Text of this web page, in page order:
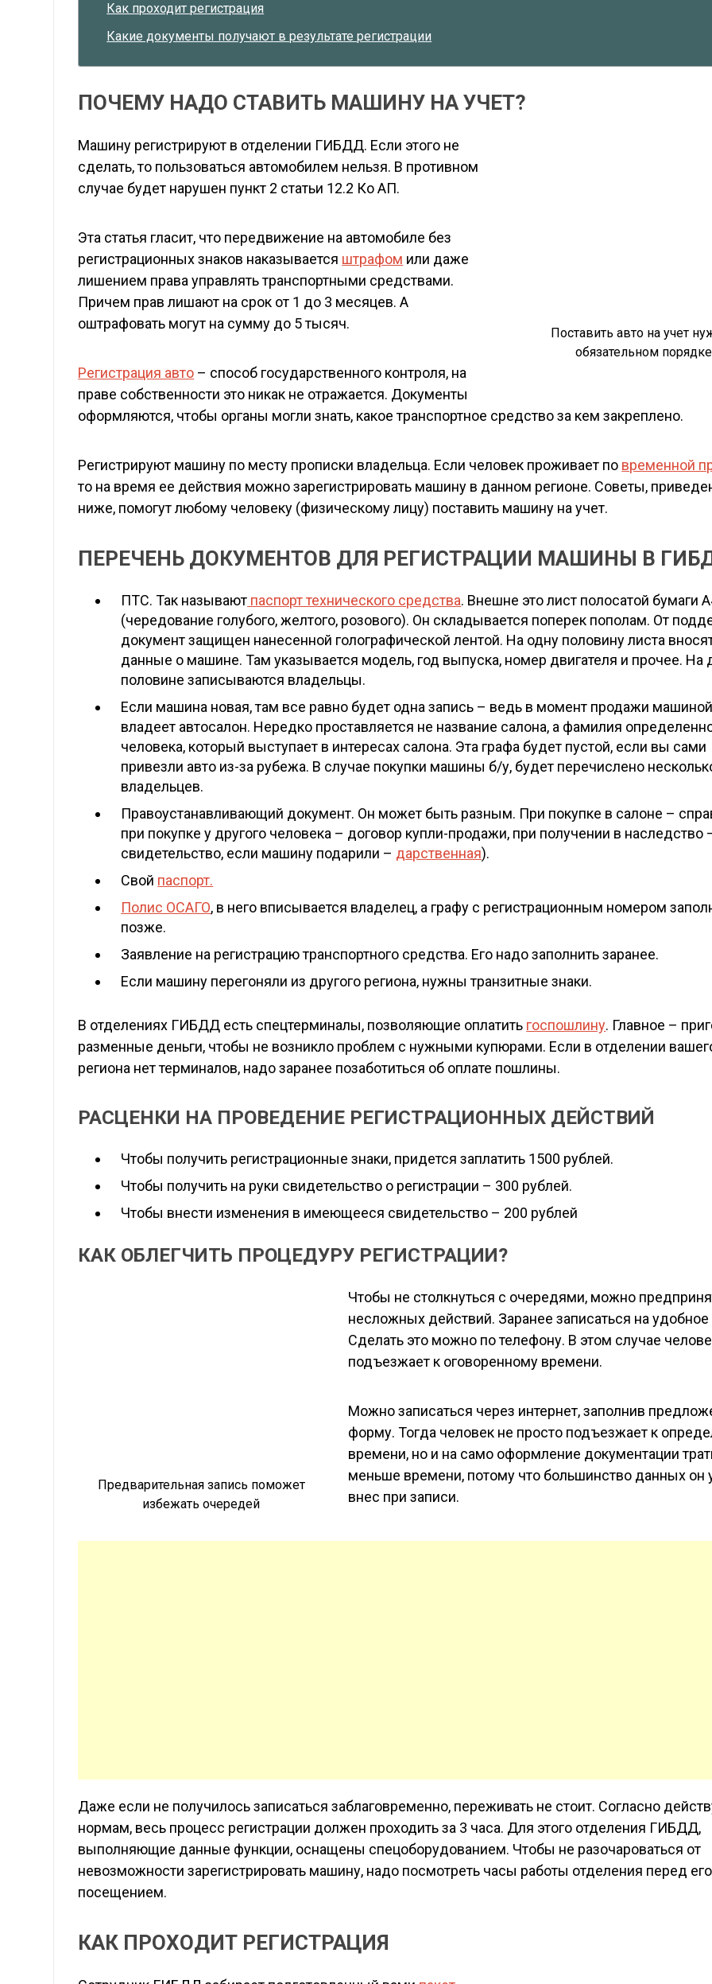
Как проходит регистрация
Какие документы получают в результате регистрации
ПОЧЕМУ НАДО СТАВИТЬ МАШИНУ НА УЧЕТ?
Поставить авто на учет
обязательном
Машину регистрируют в отделении ГИБДД. Если этого не
сделать, то пользоваться автомобилем нельзя. В противном
случае будет нарушен пункт 2 статьи 12.2 Ко АП.
Эта статья гласит, что передвижение на автомобиле без
регистрационных знаков наказывается штрафом или даже
лишением права управлять транспортными средствами.
Причем прав лишают на срок от 1 до 3 месяцев. А
оштрафовать могут на сумму до 5 тысяч.
Регистрация авто – способ государственного контроля, на
праве собственности это никак не отражается. Документы
оформляются, чтобы органы могли знать, какое транспортное средство за кем закреплено.
Регистрируют машину по месту прописки владельца. Если человек проживает по временной
то на время ее действия можно зарегистрировать машину в данном регионе. Советы,
ниже, помогут любому человеку (физическому лицу) поставить машину на учет.
ПЕРЕЧЕНЬ ДОКУМЕНТОВ ДЛЯ РЕГИСТРАЦИИ МАШИНЫ В
ПТС. Так называют паспорт технического средства. Внешне это лист полосатой бумаги
(чередование голубого, желтого, розового). Он складывается поперек пополам. От
документ защищен нанесенной голографической лентой. На одну половину листа
данные о машине. Там указывается модель, год выпуска, номер двигателя и прочее. На
половине записываются владельцы.
Если машина новая, там все равно будет одна запись – ведь в момент продажи машиной
владеет автосалон. Нередко проставляется не название салона, а фамилия
человека, который выступает в интересах салона. Эта графа будет пустой, если вы сами
привезли авто из-за рубежа. В случае покупки машины б/у, будет перечислено
владельцев.
Правоустанавливающий документ. Он может быть разным. При покупке в салоне –
при покупке у другого человека – договор купли-продажи, при получении в наследство
свидетельство, если машину подарили – дарственная).
Свой паспорт.
Полис ОСАГО, в него вписывается владелец, а графу с регистрационным номером
позже.
Заявление на регистрацию транспортного средства. Его надо заполнить заранее.
Если машину перегоняли из другого региона, нужны транзитные знаки.
В отделениях ГИБДД есть спецтерминалы, позволяющие оплатить госпошлину. Главное –
разменные деньги, чтобы не возникло проблем с нужными купюрами. Если в отделении
региона нет терминалов, надо заранее позаботиться об оплате пошлины.
РАСЦЕНКИ НА ПРОВЕДЕНИЕ РЕГИСТРАЦИОННЫХ ДЕЙСТВИЙ
Чтобы получить регистрационные знаки, придется заплатить 1500 рублей.
Чтобы получить на руки свидетельство о регистрации – 300 рублей.
Чтобы внести изменения в имеющееся свидетельство – 200 рублей
КАК ОБЛЕГЧИТЬ ПРОЦЕДУРУ РЕГИСТРАЦИИ?
Предварительная запись поможет
избежать очередей
Чтобы не столкнуться с очередями, можно
несложных действий. Заранее записаться на
Сделать это можно по телефону. В этом случае
подъезжает к оговоренному времени.
Можно записаться через интернет, заполнив
форму. Тогда человек не просто подъезжает к
времени, но и на само оформление документации
меньше времени, потому что большинство данных он
внес при записи.
Даже если не получилось записаться заблаговременно, переживать не стоит. Согласно
нормам, весь процесс регистрации должен проходить за 3 часа. Для этого отделения ГИБДД,
выполняющие данные функции, оснащены спецоборудованием. Чтобы не разочароваться от
невозможности зарегистрировать машину, надо посмотреть часы работы отделения перед его
посещением.
КАК ПРОХОДИТ РЕГИСТРАЦИЯ